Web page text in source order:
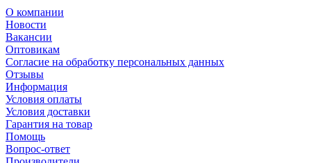
О компании
Новости
Вакансии
Оптовикам
Cогласие на обработку персональных данных
Отзывы
Информация
Условия оплаты
Условия доставки
Гарантия на товар
Помощь
Вопрос-ответ